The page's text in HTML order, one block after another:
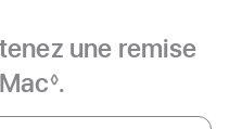
une remise
◊.